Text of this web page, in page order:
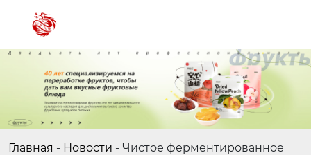
Главная - Новости - Чистое ферментированное